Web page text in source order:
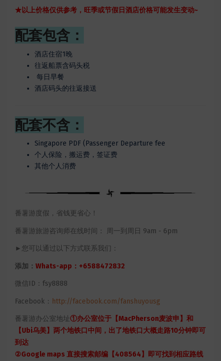
★以上价格仅供参考，旺季或节假日酒店价格可能发生变动~
配套包含：
酒店住宿1晚
往返船票含码头税
每日早餐
酒店码头的往返接送
配套不含：
Singapore PDF (Passenger Departure fee
个人保险，搬运费，签证费
其他个人消费
番薯游度假，省钱更省心！
番薯游旅游咨询师在线时间： 周一到周日 9am - 6pm
►您可以通过以下方式联系我们：
添加： Whats-app：+6588472832
微信ID：fsy8888
Facebook： http://facebook.com/fanshuyousg
番薯游办公室地址 ①办公室位于【MacPherson麦波申】和
【Ubi乌美】两个地铁口中间，出了地铁口大概走路10分钟即可
到达
②Google maps 直接搜索邮编【408564】即可找到相应路线